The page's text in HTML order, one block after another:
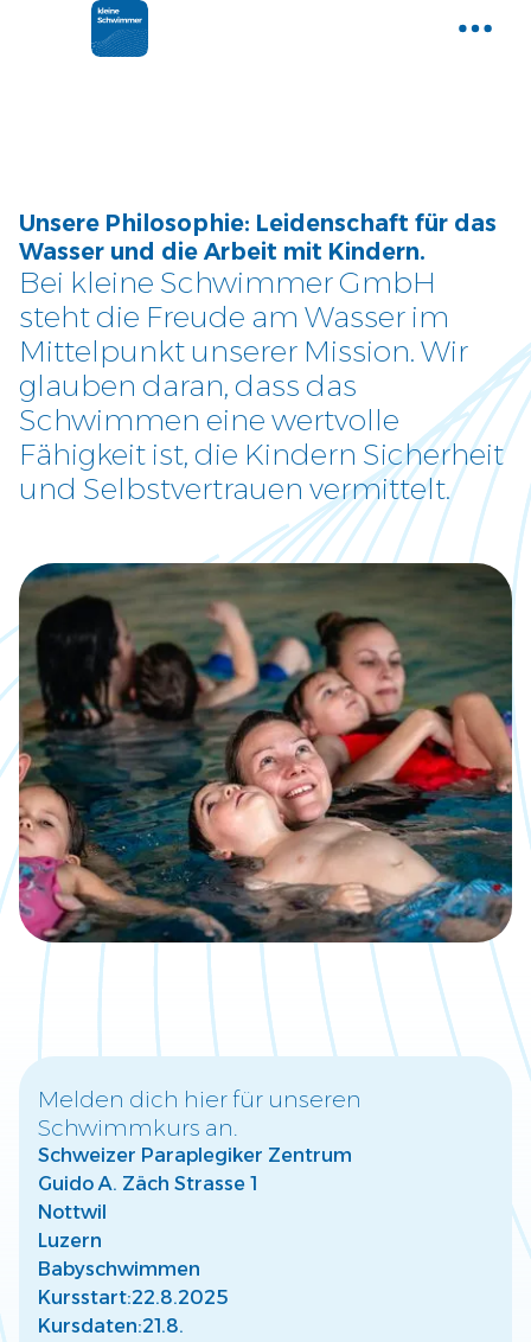
Aktuelle News
Neues und Tipps aus der Welt der
kleinen Schwimmer
Kurse
Entdecke unser Kursangebot
Über uns
Tauche ein und lerne uns
kennen
Kalender
Was, wann, wo inklusive direkter
Anmeldemöglichkeit
Jobs
Eine neue Challenge gesucht?
Bäder
Übersicht über unsere Locations
Kontakt
Wir sind gerne für Dich da
Aktuelle Artikel
Warum frühzeitige Wassergewöhnung für
Kinder wichtig ist
Entdecke, wie frühe Wassergewöhnung die Entwicklung
Deines Kindes fördert und eine sichere Basis für Freude
Mehr lesen
Unsere Philosophie: Leidenschaft für das
Wasser und die Arbeit mit Kindern.
Bei kleine Schwimmer GmbH
steht die Freude am Wasser im
Mittelpunkt unserer Mission. Wir
glauben daran, dass das
Schwimmen eine wertvolle
Fähigkeit ist, die Kindern Sicherheit
und Selbstvertrauen vermittelt.
Melden dich hier für unseren
Schwimmkurs an.
Schweizer Paraplegiker Zentrum
Guido A. Zäch Strasse 1
Nottwil
Luzern
Babyschwimmen
Kursstart:22.8.2025
Kursdaten:21.8.